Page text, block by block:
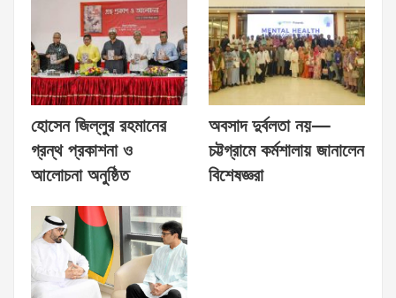
হোসেন জিল্লুর রহমানের
গ্রন্থ প্রকাশনা ও
আলোচনা অনুষ্ঠিত
অবসাদ দুর্বলতা নয়—
চট্টগ্রামে কর্মশালায় জানালেন
বিশেষজ্ঞরা